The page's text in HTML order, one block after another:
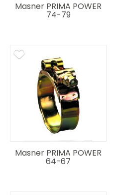
Masner PRIMA POWER
74-79
Masner PRIMA POWER
64-67